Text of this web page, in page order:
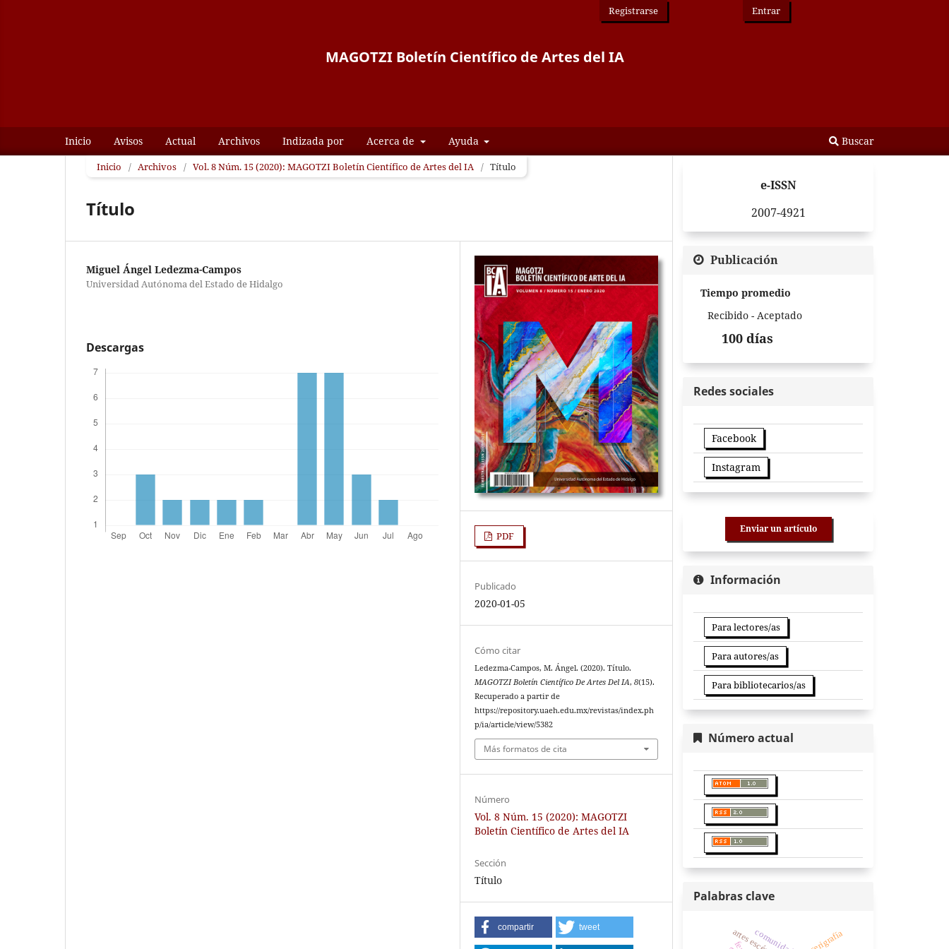
MAGOTZI Boletín Científico de Artes del IA
Inicio Avisos Actual Archivos Indizada por Acerca de Ayuda Buscar
Registrarse Entrar
Inicio / Archivos / Vol. 8 Núm. 15 (2020): MAGOTZI Boletín Científico de Artes del IA / Título
Título
Miguel Ángel Ledezma-Campos
Universidad Autónoma del Estado de Hidalgo
Descargas
PDF
Publicado
2020-01-05
Cómo citar
Ledezma-Campos, M. Ángel. (2020). Título.
MAGOTZI Boletín Científico De Artes Del IA,8(15).
Recuperado a partir de
https://repository.uaeh.edu.mx/revistas/index.ph
p/ia/article/view/5382
Más formatos de cita
Número
Vol. 8 Núm. 15 (2020): MAGOTZI
Boletín Científico de Artes del IA
Sección
Título
compartir tweet
e-ISSN
2007-4921
Publicación
Tiempo promedio
Recibido - Aceptado
100 días
Redes sociales
Facebook
Instagram
Enviar un artículo
Información
Para lectores/as
Para autores/as
Para bibliotecarios/as
Número actual
Palabras clave
comunidad